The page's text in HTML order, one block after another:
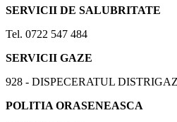
SERVICII DE SALUBRITATE
Tel. 0722 547 484
SERVICII GAZE
928 - DISPECERATUL
POLITIA ORASENEASCA